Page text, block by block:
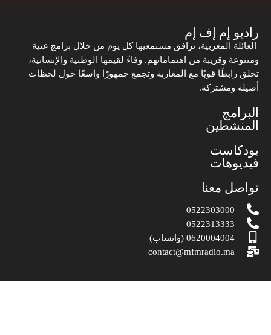
راديو إم إف إم
العائلة المغربية، ترافق مستمعيها كل يوم من خلال برامج غنية
ومتنوعة وقريبة من اهتماماتهم. وفاءً لقيمها الوطنية والإنسانية،
تخلق رابطًا قويًا مع المغاربة وتجمع جمهورًا واسعًا حول لحظات
أصيلة ومشتركة.
البرامج
المنشطين
بودكاست
فيديوهات
تواصل معنا
0522303000
0522313333
0620004004 (واتساب)
contact@mfmradio.ma